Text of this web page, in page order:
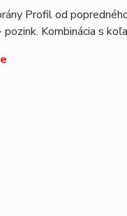
Profil od
Kombinácia s